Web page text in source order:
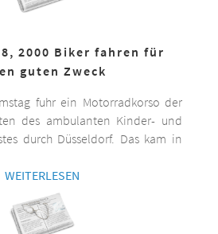
2000 Biker fahren für
guten Zweck
fuhr ein Motorradkorso der
des ambulanten Kinder- und
durch Düsseldorf. Das kam in
WEITERLESEN